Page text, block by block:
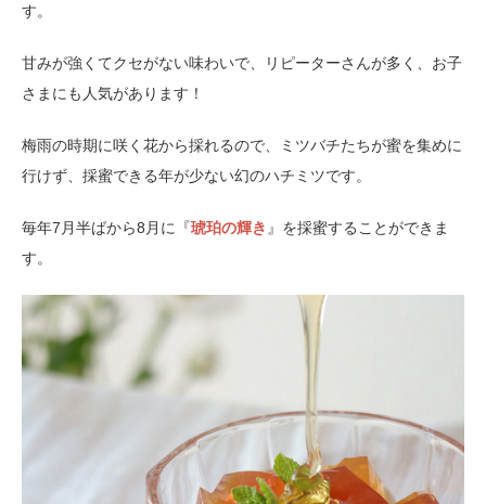
す。
甘みが強くてクセがない味わいで、リピーターさんが多く、お子
さまにも人気があります！
梅雨の時期に咲く花から採れるので、ミツバチたちが蜜を集めに
行けず、採蜜できる年が少ない幻のハチミツです。
毎年7月半ばから8月に『琥珀の輝き 』を採蜜することができま
す。